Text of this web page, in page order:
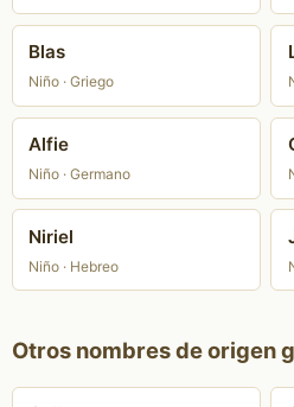
Blas
Niño · Griego
Alfie
Niño · Germano
Niriel
Niño · Hebreo
Otros nombres de origen